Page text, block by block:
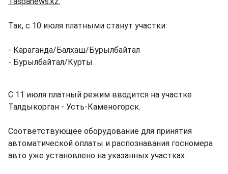
Так, с 10 июля платными станут участки:
- Караганда/Балхаш/Бурылбайтал
- Бурылбайтал/Курты
С 11 июля платный режим вводится на участке
Талдыкорган - Усть-Каменогорск.
Соответствующее оборудование для принятия
автоматической оплаты и распознавания госномера
авто уже установлено на указанных участках.